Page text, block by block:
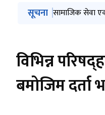
मुख्य नेभिगेसनमा जानुहोस्
सूचना स्वतः प्रकाशन
सामाजिक सेवा
एकद्वार संकट
जेरियाट्रिक
स्थानीय तहमा
विभिन्न
बमोजिम